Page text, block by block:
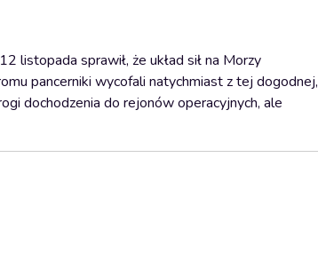
listopada sprawił, że układ sił na Morzy
pancerniki wycofali natychmiast z tej dogodnej,
dochodzenia do rejonów operacyjnych, ale